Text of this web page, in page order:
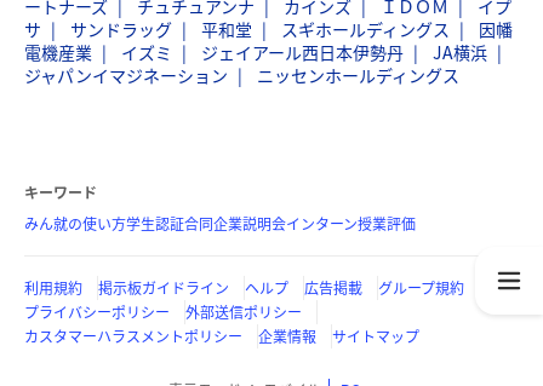
ートナーズ
チュチュアンナ カインズ ＩＤＯＭ
イプ
サ
サンドラッグ 平和堂 スギホールディングス
因幡
電機産業
イズミ ジェイアール西日本伊勢丹
JA横浜
ジャパンイマジネーション
ニッセンホールディングス
キーワード
みん就の使い方学生認証合同企業説明会インターン授業評価
利用規約 掲示板ガイドライン ヘルプ 広告掲載
グループ規約
プライバシーポリシー
外部送信ポリシー
カスタマーハラスメントポリシー
企業情報 サイトマップ